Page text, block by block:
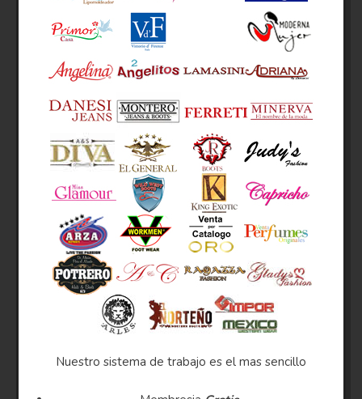
Nuestro sistema de trabajo es el mas sencillo